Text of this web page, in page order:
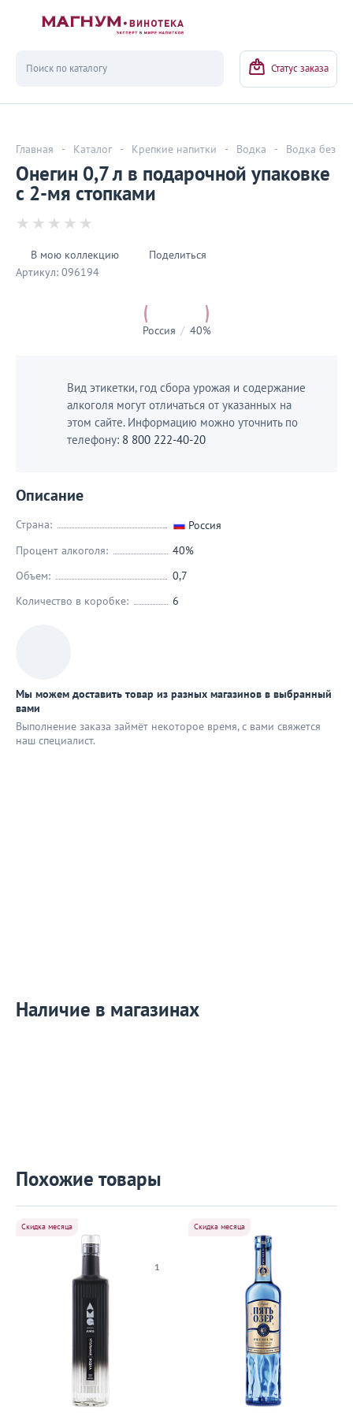
Статус заказа
Главная - Каталог - Крепкие напитки - Водка - Водка без
Онегин 0,7 л в подарочной упаковке
с 2-мя стопками
В мою коллекцию
Поделиться
Артикул: 096194
Россия / 40%
Вид этикетки, год сбора урожая и содержание
алкоголя могут отличаться от указанных на
этом сайте. Информацию можно уточнить по
телефону: 8 800 222-40-20
Описание
Страна:
Россия
Процент алкоголя:
40%
Объем:
0,7
Количество в коробке:
6
Мы можем доставить товар из разных магазинов в выбранный
вами
Выполнение заказа займёт некоторое время, с вами свяжется
наш специaлист.
Наличие в магазинах
Похожие товары
1
Скидка месяца Скидка месяца